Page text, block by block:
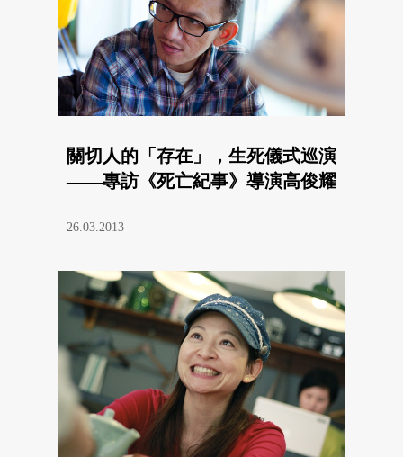
關切人的「存在」，生死儀式巡演
——專訪《死亡紀事》導演高俊耀
26.03.2013